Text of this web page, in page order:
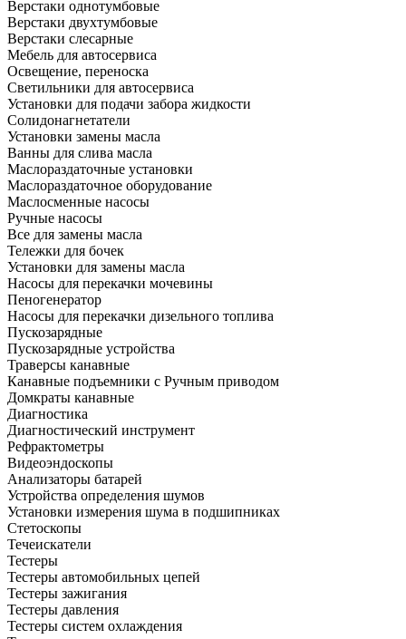
Верстаки однотумбовые
Верстаки двухтумбовые
Верстаки слесарные
Мебель для автосервиса
Освещение, переноска
Светильники для автосервиса
Установки для подачи забора жидкости
Солидонагнетатели
Установки замены масла
Ванны для слива масла
Маслораздаточные установки
Маслораздаточное оборудование
Маслосменные насосы
Ручные насосы
Все для замены масла
Тележки для бочек
Установки для замены масла
Насосы для перекачки мочевины
Пеногенератор
Насосы для перекачки дизельного топлива
Пускозарядные
Пускозарядные устройства
Траверсы канавные
Канавные подъемники с Ручным приводом
Домкраты канавные
Диагностика
Диагностический инструмент
Рефрактометры
Видеоэндоскопы
Анализаторы батарей
Устройства определения шумов
Установки измерения шума в подшипниках
Стетоскопы
Течеискатели
Тестеры
Тестеры автомобильных цепей
Тестеры зажигания
Тестеры давления
Тестеры систем охлаждения